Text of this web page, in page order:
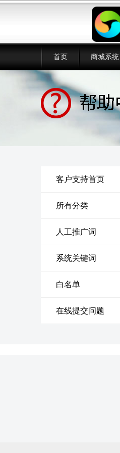
首页 商城系统
客户支持首页
所有分类
人工推广词
系统关键词
白名单
在线提交问题